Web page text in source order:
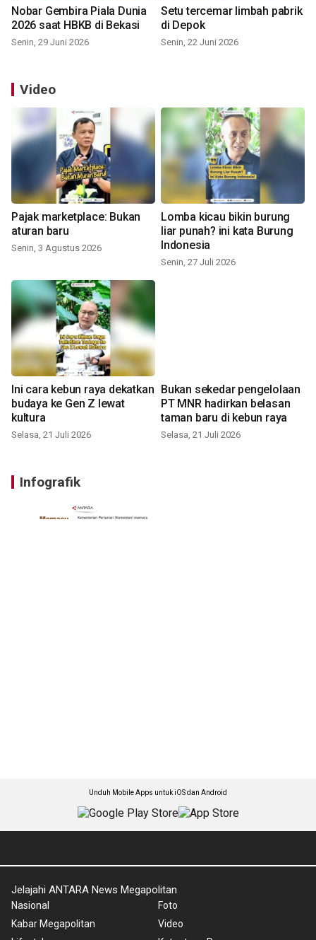
Nobar Gembira Piala Dunia
2026 saat HBKB di Bekasi
Senin, 29 Juni 2026
Setu tercemar limbah pabrik
di Depok
Senin, 22 Juni 2026
Video
Pajak marketplace: Bukan
aturan baru
Senin, 3 Agustus 2026
Lomba kicau bikin burung
liar punah? ini kata Burung
Indonesia
Senin, 27 Juli 2026
Ini cara kebun raya dekatkan
budaya ke Gen Z lewat
kultura
Selasa, 21 Juli 2026
Bukan sekedar pengelolaan
PT MNR hadirkan belasan
taman baru di kebun raya
Selasa, 21 Juli 2026
Infografik
Unduh Mobile Apps untuk iOS dan Android
Jelajahi ANTARA News Megapolitan
Nasional
Kabar Megapolitan
Foto
Video